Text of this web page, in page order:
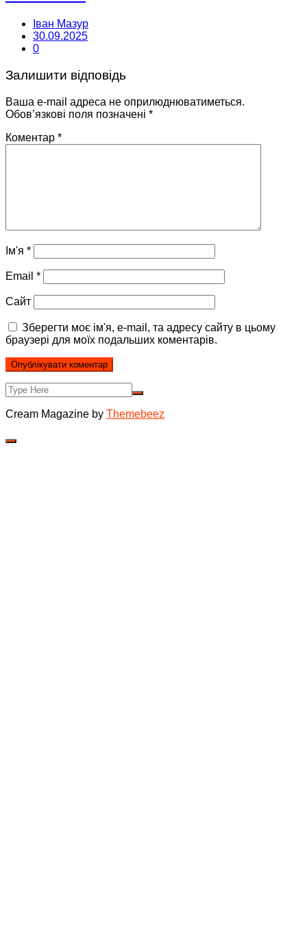
Іван Мазур
30.09.2025
0
Залишити відповідь
Ваша e-mail адреса не оприлюднюватиметься.
Обов’язкові поля позначені *
Коментар *
Ім'я *
Email *
Сайт
Зберегти моє ім'я, e-mail, та адресу сайту в цьому
браузері для моїх подальших коментарів.
Cream Magazine by Themebeez